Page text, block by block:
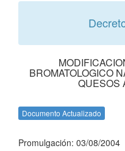
BROMATOLOGICO
QUESOS
Documento Actualizado
Promulgación: 03/08/2004